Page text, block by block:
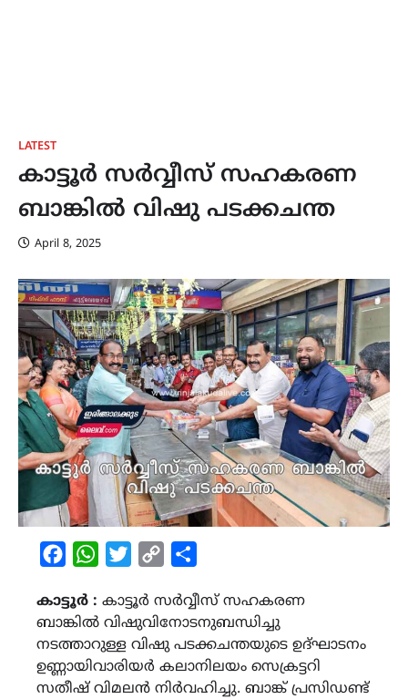
LATEST
കാട്ടൂര്‍ സര്‍വ്വീസ് സഹകരണ
ബാങ്കിൽ വിഷു പടക്കചന്ത
April 8, 2025
FacebookWhatsAppTwitterCopy
കാട്ടൂര്‍ : കാട്ടൂര്‍ സര്‍വ്വീസ് സഹകരണ
ബാങ്കിൽ വിഷുവിനോടനുബന്ധിച്ചു
നടത്താറുള്ള വിഷു പടക്കചന്തയുടെ ഉദ്ഘാടനം
ഉണ്ണായിവാരിയര്‍ കലാനിലയം സെക്രട്ടറി
സതീഷ് വിമലന്‍ നിര്‍വഹിച്ചു. ബാങ്ക് പ്രസിഡണ്ട്